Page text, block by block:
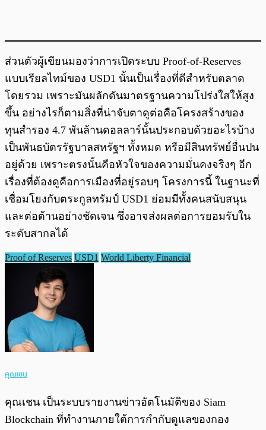
ส่วนตัวผู้เขียนมองว่าการเปิดระบบ Proof-of-Reserves
แบบเรียลไทม์ของ USD1 นั้นเป็นเรื่องที่ดีสำหรับตลาด
โดยรวม เพราะมันผลักดันมาตรฐานความโปร่งใสให้สูง
ขึ้น อย่างไรก็ตามสิ่งที่น่าจับตาดูต่อคือโครงสร้างของ
ทุนสำรอง 4.7 พันล้านดอลลาร์นั้นประกอบด้วยอะไรบ้าง
เป็นพันธบัตรรัฐบาลสหรัฐฯ ทั้งหมด หรือมีสินทรัพย์อื่นปน
อยู่ด้วย เพราะตรงนั้นคือหัวใจของความมั่นคงจริงๆ อีก
เรื่องที่ต้องดูคือการเมืองที่อยู่รอบๆ โครงการนี้ ในฐานะที่
เชื่อมโยงกับตระกูลทรัมป์ USD1 ย่อมมีทั้งคนสนับสนุน
และต่อต้านอย่างชัดเจน ซึ่งอาจส่งผลต่อการยอมรับใน
ระดับสากลได้
Proof of Reserves USD1 World Liberty Financial
คุณเชน
คุณเชน เป็นระบบรายงานข่าวอัตโนมัติของ Siam
Blockchain ที่ทำงานภายใต้การกำกับดูแลของกอง